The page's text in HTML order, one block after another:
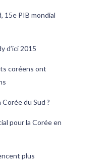
15e PIB mondial
d’ici 2015
coréens ont
du Sud ?
pour la Corée en
plus